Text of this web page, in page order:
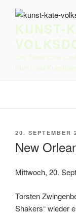
Inhalt
springenKUNST-
Das Ferck'sche
Kunst und
20. SEPTEMBER
New
Mittwoch, 20.
Torsten
Shakers“ wieder